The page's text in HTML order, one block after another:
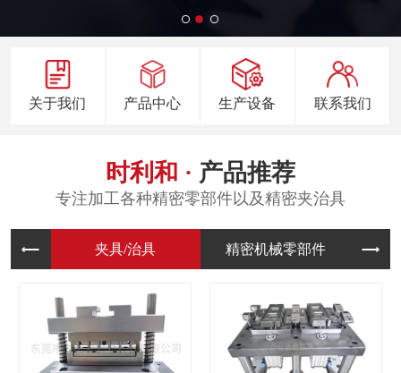
关于我们 产品中心 生产设备 联系我们
时利和 · 产品推荐
专注加工各种精密零部件以及精密夹治具
夹具/治 精密机械